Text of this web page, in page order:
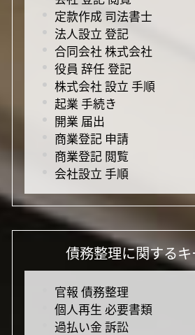
定款作成 司法書士
法人設立 登記
合同会社 株式会社
役員 辞任 登記
株式会社 設立 手順
起業 手続き
開業 届出
商業登記 申請
商業登記 閲覧
会社設立 手順
債務整理に関する
官報 債務整理
個人再生 必要書類
過払い金 訴訟